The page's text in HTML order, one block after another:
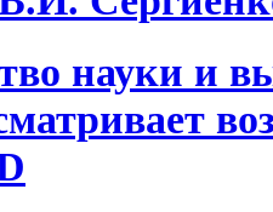
науки и